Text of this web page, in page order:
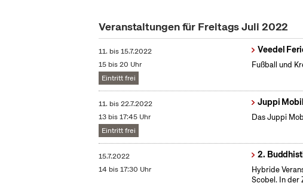
Veranstaltungen für Freitags Juli 2022
11. bis15.7.2022
15 bis 20 Uhr
Eintritt frei
Veedel
Fußball und
11. bis22.7.2022
13 bis 17:45 Uhr
Eintritt frei
Juppi
Das Juppi
15.7.2022
14 bis 17:30 Uhr
2.
Hybride
Scobel. In der